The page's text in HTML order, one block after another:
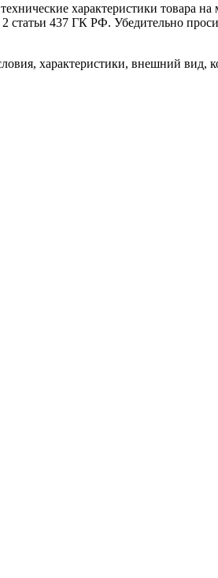
характеристики
статьи 437 ГК РФ. Убедительно
характеристики, внешний вид,